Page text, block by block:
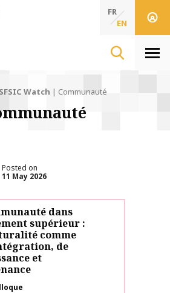
des Sciences de l'Information & de
Française des Sciences de
FR
EN
SFSIC Watch | Communauté
Posted on
11 May 2026
dans
supérieur :
comme
de
et